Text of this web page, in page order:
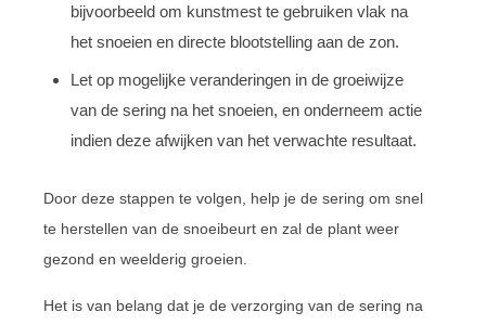
bijvoorbeeld om kunstmest te gebruiken vlak na
het snoeien en directe blootstelling aan de zon.
Let op mogelijke veranderingen in de groeiwijze
van de sering na het snoeien, en onderneem actie
indien deze afwijken van het verwachte resultaat.
Door deze stappen te volgen, help je de sering om snel
te herstellen van de snoeibeurt en zal de plant weer
gezond en weelderig groeien.
Het is van belang dat je de verzorging van de sering na